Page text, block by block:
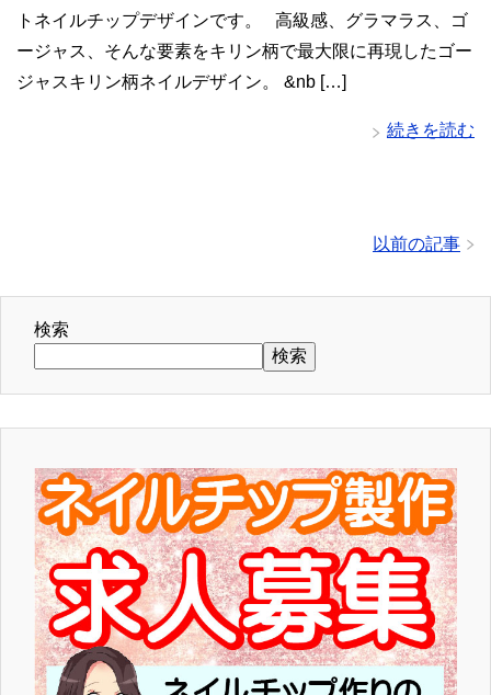
トネイルチップデザインです。 高級感、グラマラス、ゴ
ージャス、そんな要素をキリン柄で最大限に再現したゴー
ジャスキリン柄ネイルデザイン。 &nb […]
続きを読む
以前の記事
検索
検索